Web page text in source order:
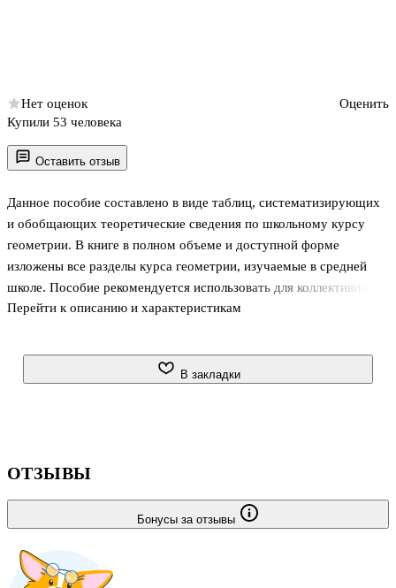
Оставить отзыв
Данное пособие составлено в виде таблиц, систематизирующих
и обобщающих теоретические сведения по школьному курсу
геометрии. В книге в полном объеме и доступной форме
изложены все разделы курса геометрии, изучаемые в средней
школе. Пособие рекомендуется использовать для коллективной
работы в школе и индивидуальных занятий дома. . . . . . . . . . . . . .
Перейти к описанию и характеристикам
Нет оценок
Оценить
Купили 53 человека
В закладки
ОТЗЫВЫ
Бонусы за отзывы